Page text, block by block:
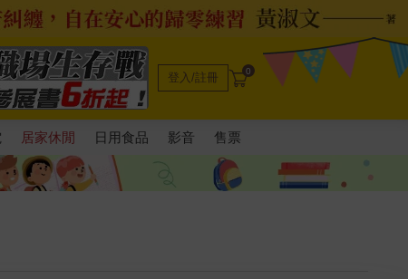
登入/註冊 0
居家休閒 日用食品 影音 售票